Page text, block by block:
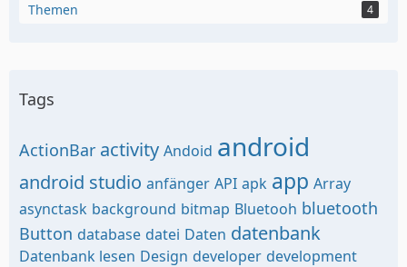
Themen 4
Tags
ActionBar activity Andoid android
android studio anfänger API apk app Array
asynctask background bitmap Bluetooh bluetooth
Button database datei Daten datenbank
Datenbank lesen Design developer development